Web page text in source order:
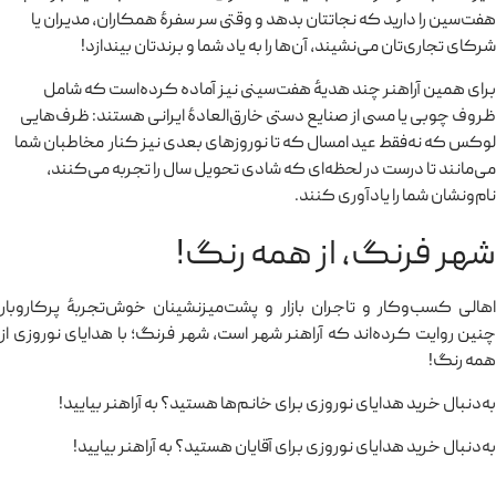
هفت‌سین را دارید که نجاتتان بدهد و وقتی سر سفرهٔ همکاران، مدیران یا
شرکای تجاری‌تان می‌نشیند، آن‌ها را به یاد شما و برندتان بیندازد!
برای همین آراهنر چند هدیهٔ هفت‌سینی نیز آماده کرده‌است که شامل
ظروف چوبی یا مسی از صنایع دستی خارق‌العادهٔ ایرانی هستند: ظرف‌هایی
لوکس که نه‌فقط عید امسال که تا نوروزهای بعدی نیز کنار مخاطبان شما
می‌مانند تا درست در لحظه‌ای که شادی تحویل سال را تجربه می‌کنند،
نام‌ونشان شما را یادآوری کنند.
شهر فرنگ، از همه رنگ!
اهالی کسب‌وکار و تاجران بازار و پشت‌میزنشینان خوش‌تجربهٔ پرکاروبار
چنین روایت کرده‌اند که آراهنر شهر است، شهر فرنگ؛ با هدایای نوروزی از
همه رنگ!
به‌دنبال خرید هدایای نوروزی برای خانم‌ها هستید؟ به آراهنر بیایید!
به‌دنبال خرید هدایای نوروزی برای آقایان هستید؟ به آراهنر بیایید!